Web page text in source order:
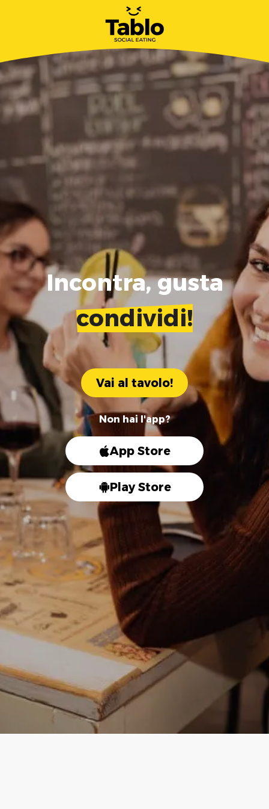
Incontra, gusta
condividi!
Vai al tavolo!
Non hai l'app?
App Store
Play Store